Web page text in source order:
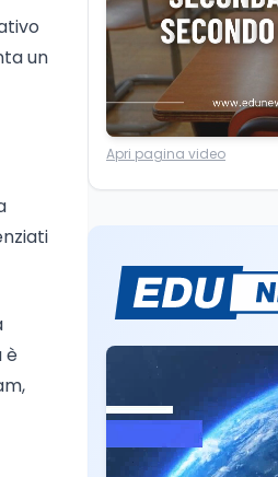
un
è
Cultura
Franca
Scuola
Mondo7
Editoriali
Apri pagina video